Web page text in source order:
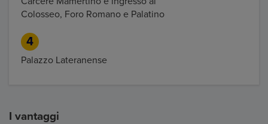
Colosseo, Foro Romano e Palatino
4
Palazzo Lateranense
I vantaggi